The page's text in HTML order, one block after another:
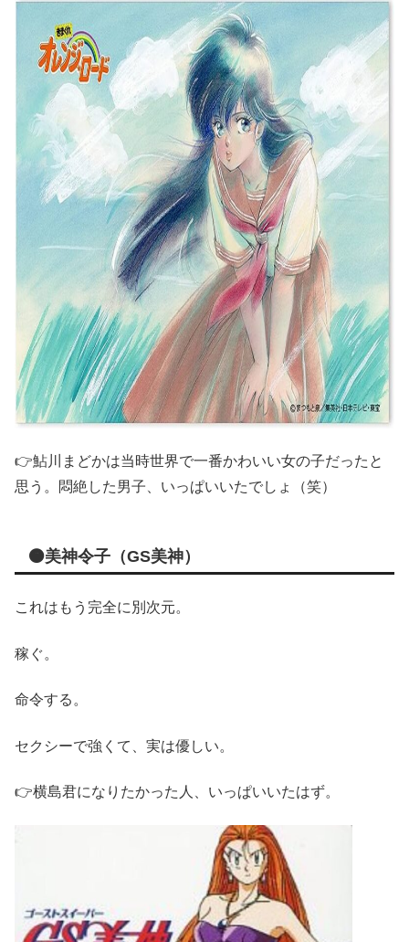
👉鮎川まどかは当時世界で一番かわいい女の子だったと
思う。悶絶した男子、いっぱいいたでしょ（笑）
🟠美神令子（GS美神）
これはもう完全に別次元。
稼ぐ。
命令する。
セクシーで強くて、実は優しい。
👉横島君になりたかった人、いっぱいいたはず。